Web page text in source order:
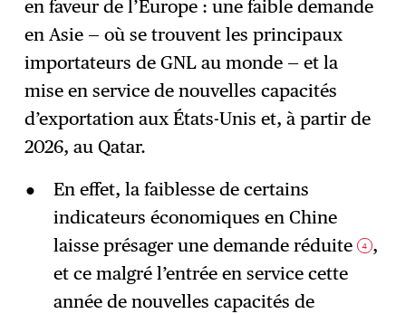
en faveur de l’Europe : une faible demande
en Asie — où se trouvent les principaux
importateurs de GNL au monde — et la
mise en service de nouvelles capacités
d’exportation aux États-Unis et, à partir de
2026, au Qatar.
En effet, la faiblesse de certains
indicateurs économiques en Chine
laisse présager une demande réduite
4 ,
et ce malgré l’entrée en service cette
année de nouvelles capacités de